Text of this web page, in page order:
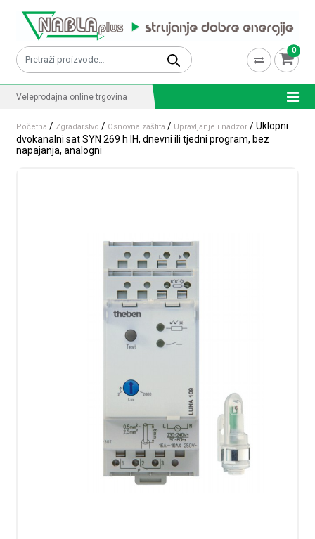
Pretraži: 0
Veleprodajna online trgovina
Početna / Zgradarstvo / Osnovna zaštita / Upravljanje i nadzor / Uklopni
dvokanalni sat SYN 269 h IH, dnevni ili tjedni program, bez
napajanja, analogni